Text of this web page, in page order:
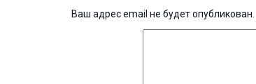
Ваш адрес email не будет опубликован.